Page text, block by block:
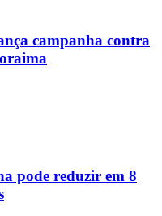
campanha contra
pode reduzir em 8